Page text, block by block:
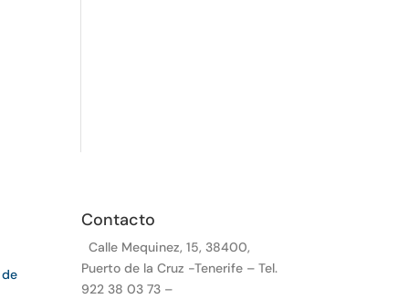
Contacto
Calle Mequinez, 15, 38400,
Puerto de la Cruz -Tenerife – Tel.
922 38 03 73 –